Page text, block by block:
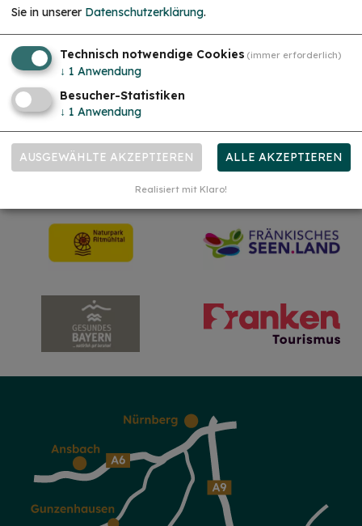
Unsere Partner
du Lust das Gesicht der Treuchtlinger
Lächeln ins Gesicht zu zaubern und Freude und
Herzlichkeit auszustrahlen? Dann melde dich
gerne bei uns!...mehr
Sie in unserer Datenschutzerklärung.
Technisch notwendige Cookies (immer erforderlich)
↓ 1 Anwendung
Besucher-Statistiken
↓ 1 Anwendung
AUSGEWÄHLTE AKZEPTIEREN ALLE AKZEPTIEREN
Realisiert mit Klaro!